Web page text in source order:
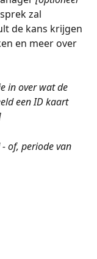
zal
de kans krijgen
en meer over
in over wat de
een ID kaart
of, periode van